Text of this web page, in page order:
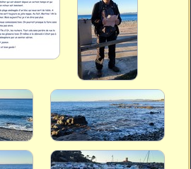
Vidéos
quelque chose ?